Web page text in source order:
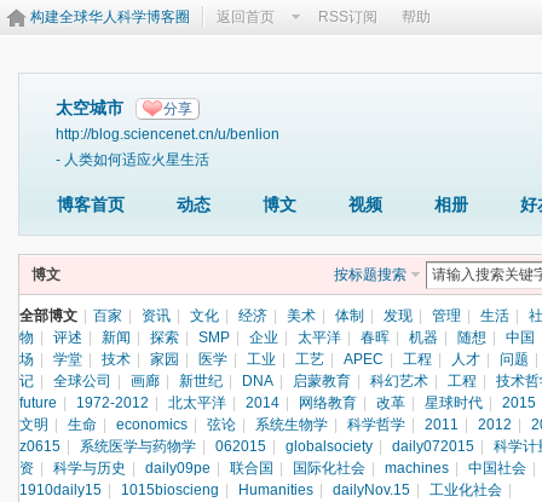
构建全球华人科学博客圈 返回首页 RSS订阅 帮助
太空城市 分享
http://blog.sciencenet.cn/u/benlion
- 人类如何适应火星生活
博客首页 动态 博文 视频 相册 好
博文 按标题搜索
全部博文 百家 资讯 文化 经济 美术 体制 发现 管理 生活
物
评述 新闻 探索 SMP 企业 太平洋 春晖 机器 随想 中国
场
学堂 技术 家园 医学 工业 工艺 APEC 工程 人才 问题
记
全球公司 画廊 新世纪 DNA 启蒙教育 科幻艺术 工程
技术
future
1972-2012 北太平洋 2014 网络教育 改革 星球时代
2015
文明
生命 economics 弦论 系统生物学 科学哲学 2011 2012
z0615
系统医学与药物学 062015 globalsociety daily072015
科学计
资
科学与历史 daily09pe 联合国 国际化社会 machines 中国社会
1910daily15
1015bioscieng Humanities dailyNov.15 工业化社会